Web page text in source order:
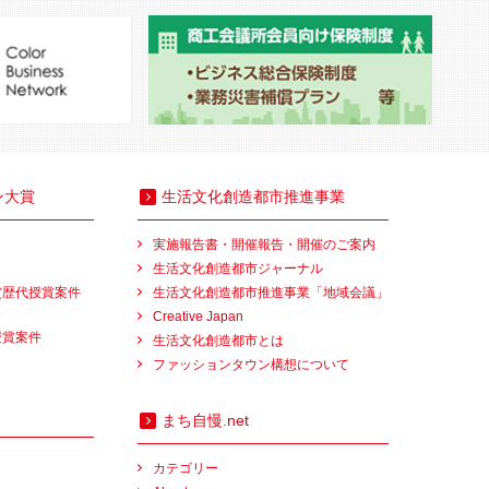
大賞
代授賞案件
案件
生活文化創造都市推進事業
実施報告書・開催報告・開催のご案内
生活文化創造都市ジャーナル
生活文化創造都市推進事業「地域会議」
Creative Japan
生活文化創造都市とは
ファッションタウン構想について
まち自慢.net
カテゴリー